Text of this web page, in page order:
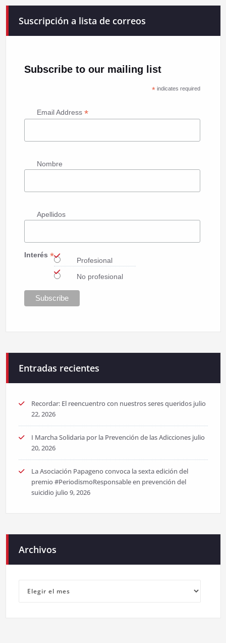
Suscripción a lista de correos
Subscribe to our mailing list
*indicates required
Email Address *
Nombre
Apellidos
Interés *
Profesional
No profesional
Entradas recientes
Recordar: El reencuentro con nuestros seres queridos julio
22, 2026
I Marcha Solidaria por la Prevención de las Adicciones julio
20, 2026
La Asociación Papageno convoca la sexta edición del
premio #PeriodismoResponsable en prevención del
suicidio julio 9, 2026
Archivos